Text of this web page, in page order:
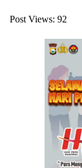
Post Views: 92